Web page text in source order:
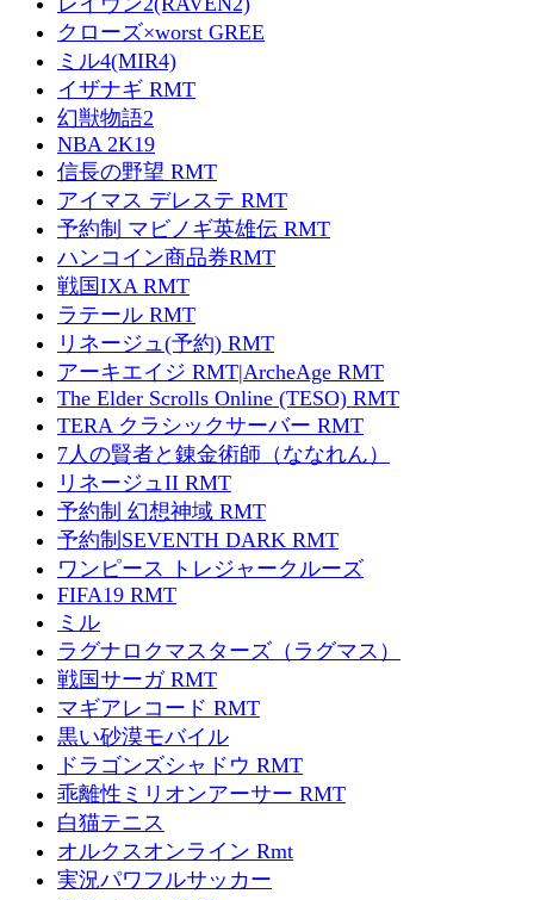
クローズ×worst GREE
ミル4(MIR4)
イザナギ RMT
幻獣物語2
NBA 2K19
信長の野望 RMT
アイマス デレステ RMT
予約制 マビノギ英雄伝 RMT
ハンコイン商品券RMT
戦国IXA RMT
ラテール RMT
リネージュ(予約) RMT
アーキエイジ RMT|ArcheAge RMT
The Elder Scrolls Online (TESO) RMT
TERA クラシックサーバー RMT
7人の賢者と錬金術師（ななれん）
リネージュII RMT
予約制 幻想神域 RMT
予約制SEVENTH DARK RMT
ワンピース トレジャークルーズ
FIFA19 RMT
ミル
ラグナロクマスターズ（ラグマス）
戦国サーガ RMT
マギアレコード RMT
黒い砂漠モバイル
ドラゴンズシャドウ RMT
乖離性ミリオンアーサー RMT
白猫テニス
オルクスオンライン Rmt
実況パワフルサッカー